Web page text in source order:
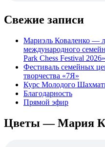
Свежие записи
Мариэль Коваленко —
международного
Park Chess Festival 2026»
Фестиваль семейных
творчества «7Я»
Курс Молодого
Благодарность
Прямой эфир
Цветы — Мария